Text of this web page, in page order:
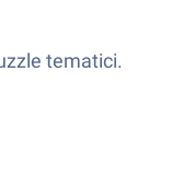
tematici.